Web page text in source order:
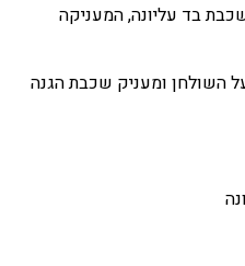
בד עליונה, המעניקה
השולחן ומעניק שכבת הגנה